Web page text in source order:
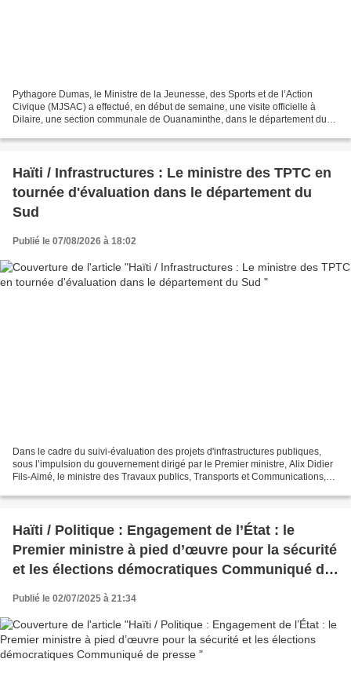
Pythagore Dumas, le Ministre de la Jeunesse, des Sports et de l’Action
Civique (MJSAC) a effectué, en début de semaine, une visite officielle à
Dilaire, une section communale de Ouanaminthe, dans le département du
Haïti / Infrastructures : Le ministre des TPTC en
tournée d'évaluation dans le département du
Sud
Publié le 07/08/2026 à 18:02
Dans le cadre du suivi-évaluation des projets d'infrastructures publiques,
sous l’impulsion du gouvernement dirigé par le Premier ministre, Alix Didier
Fils-Aimé, le ministre des Travaux publics, Transports et Communications,
Haïti / Politique : Engagement de l’État : le
Premier ministre à pied d’œuvre pour la sécurité
et les élections démocratiques Communiqué de
Publié le 02/07/2025 à 21:34